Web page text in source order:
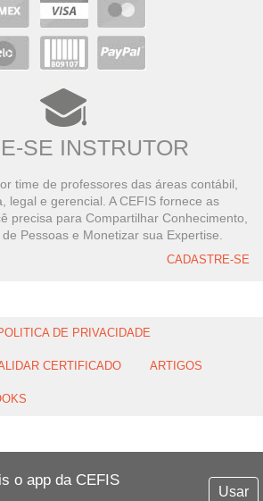
o app da CEFIS
Usar
SE INSTRUTOR
time de professores das áreas contábil,
legal e gerencial. A CEFIS fornece as
precisa para Compartilhar Conhecimento,
Pessoas e Monetizar sua Expertise.
CADASTRE-SE
DE PRIVACIDADE
CERTIFICADO ARTIGOS